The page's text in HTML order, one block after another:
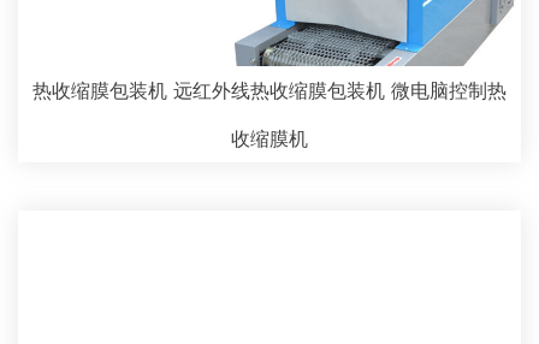
热收缩膜包装机 远红外线热收缩膜包装机 微电脑控制热
收缩膜机